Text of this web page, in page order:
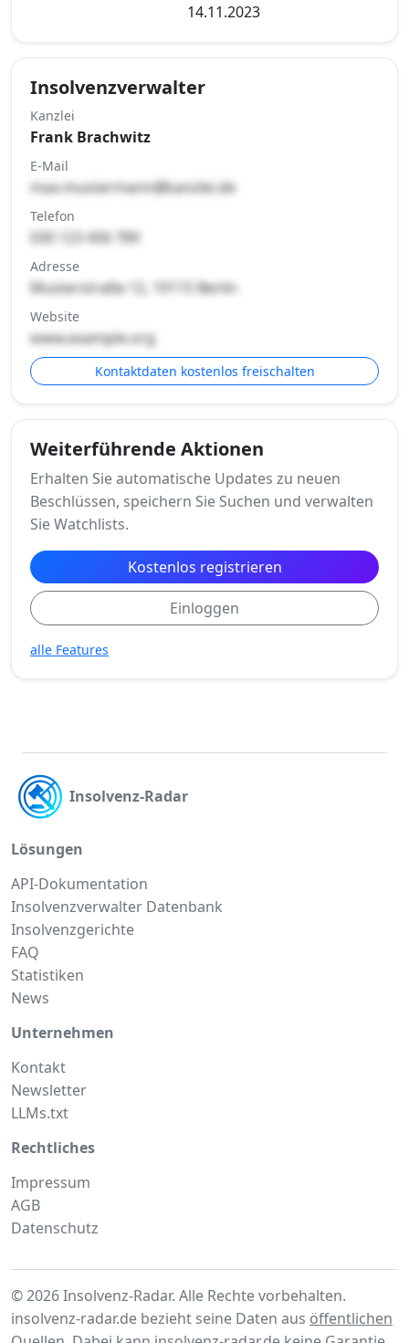
14.11.2023
Insolvenzverwalter
Kanzlei
Frank Brachwitz
E-Mail
max.mustermann@kanzlei.de
Telefon
030 123 456 789
Adresse
Musterstraße 12, 10115 Berlin
Website
www.example.org
Kontaktdaten kostenlos freischalten
Weiterführende Aktionen
Erhalten Sie automatische Updates zu neuen
Beschlüssen, speichern Sie Suchen und verwalten
Sie Watchlists.
Kostenlos registrieren
Einloggen
alle Features
Insolvenz-Radar
Lösungen
API-Dokumentation
Insolvenzverwalter Datenbank
Insolvenzgerichte
FAQ
Statistiken
News
Unternehmen
Kontakt
Newsletter
LLMs.txt
Rechtliches
Impressum
AGB
Datenschutz
© 2026 Insolvenz-Radar. Alle Rechte vorbehalten.
insolvenz-radar.de bezieht seine Daten aus öffentlichen